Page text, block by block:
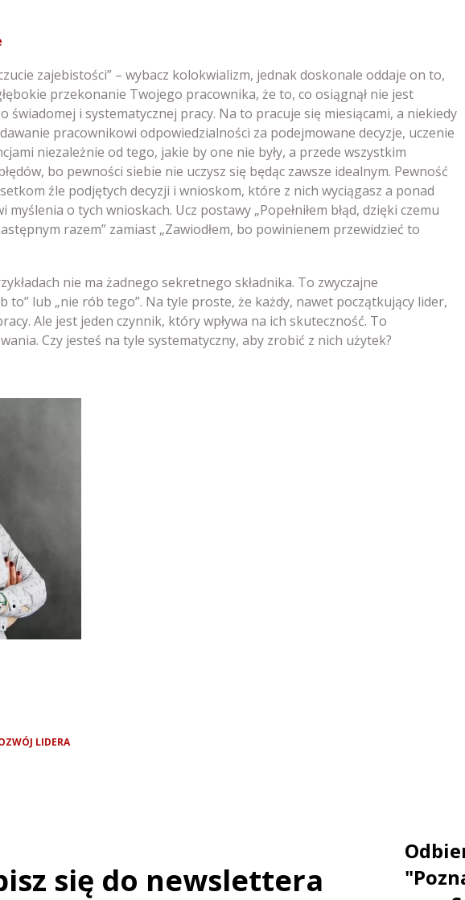
zajebistości” – wybacz kolokwializm, jednak doskonale oddaje on to,
przekonanie Twojego pracownika, że to, co osiągnął nie jest
świadomej i systematycznej pracy. Na to pracuje się miesiącami, a niekiedy
pracownikowi odpowiedzialności za podejmowane decyzje, uczenie
niezależnie od tego, jakie by one nie były, a przede wszystkim
bo pewności siebie nie uczysz się będąc zawsze idealnym. Pewność
źle podjętych decyzji i wnioskom, które z nich wyciągasz a ponad
o tych wnioskach. Ucz postawy „Popełniłem błąd, dzięki czemu
razem” zamiast „Zawiodłem, bo powinienem przewidzieć to
nie ma żadnego sekretnego składnika. To zwyczajne
to” lub „nie rób tego”. Na tyle proste, że każdy, nawet początkujący lider,
Ale jest jeden czynnik, który wpływa na ich skuteczność. To
Czy jesteś na tyle systematyczny, aby zrobić z nich użytek?
LIDERA
się do newslettera